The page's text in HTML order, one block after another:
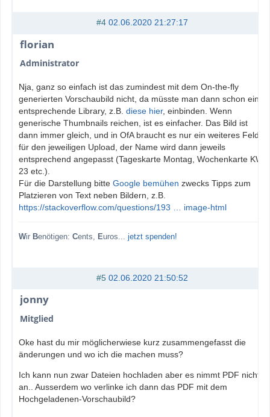
#4 02.06.2020 21:27:17
florian
Administrator
Nja, ganz so einfach ist das zumindest mit dem On-the-fly
generierten Vorschaubild nicht, da müsste man dann schon eine
entsprechende Library, z.B. diese hier, einbinden. Wenn
generische Thumbnails reichen, ist es einfacher. Das Bild ist
dann immer gleich, und in OfA braucht es nur ein weiteres Feld
für den jeweiligen Upload, der Name wird dann jeweils
entsprechend angepasst (Tageskarte Montag, Wochenkarte KW
23 etc.).
Für die Darstellung bitte Google bemühen zwecks Tipps zum
Platzieren von Text neben Bildern, z.B.
https://stackoverflow.com/questions/193 … image-html
Wir Benötigen: Cents, Euros... jetzt spenden!
#5 02.06.2020 21:50:52
jonny
Mitglied
Oke hast du mir möglicherwiese kurz zusammengefasst die
änderungen und wo ich die machen muss?
Ich kann nun zwar Dateien hochladen aber es nimmt PDF nicht
an.. Ausserdem wo verlinke ich dann das PDF mit dem
Hochgeladenen-Vorschaubild?